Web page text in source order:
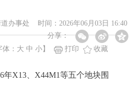
办事处 时间：2026年06月03日 16:40
分享：
体： 大 中 小 】 打印 收藏
年X13、X44M1等五个地块围